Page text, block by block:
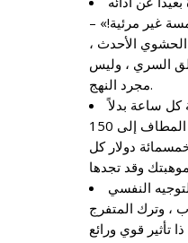
غير مرئية!» –
الأحدث ،
السري ، وليس
مجرد النهج.
ساعة بدلاً
من ذلك ، وقد ينتهي به المطاف إلى 150
دولار كل
النفسي
، وترك المتفرج